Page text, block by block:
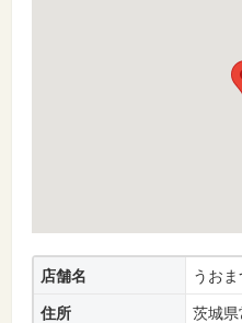
店舗名 うお
住所 茨城県